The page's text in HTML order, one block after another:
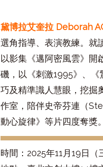
黛博拉艾奎拉 Deborah
選角指導、表演教練。就
以影集《邁阿密風雲》開
磯，以《刺激1995》、
巧及精準識人慧眼，挖掘
作室，陪伴史帝芬連（
動心旋律》等片四度奪獎。
時間： 2025年11月19日（